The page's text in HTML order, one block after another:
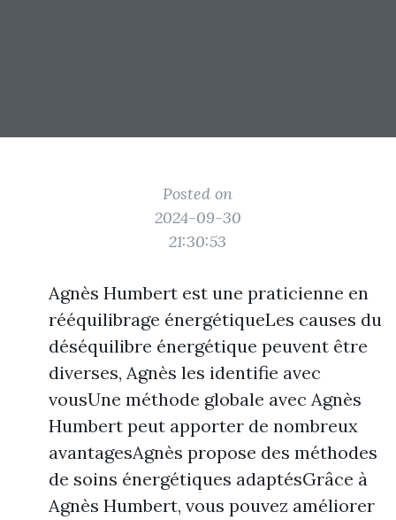
Posted on
2024-09-30
21:30:53
Agnès Humbert est une praticienne en
rééquilibrage énergétiqueLes causes du
déséquilibre énergétique peuvent être
diverses, Agnès les identifie avec
vousUne méthode globale avec Agnès
Humbert peut apporter de nombreux
avantagesAgnès propose des méthodes
de soins énergétiques adaptésGrâce à
Agnès Humbert, vous pouvez améliorer